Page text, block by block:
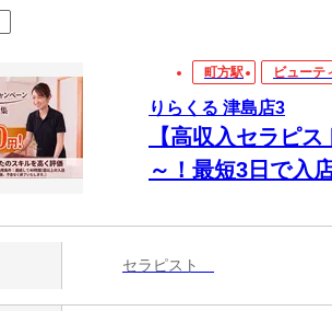
町方駅 ビューテ
りらくる 津島店3
【高収入セラピ
～！最短3日で入
セラピスト